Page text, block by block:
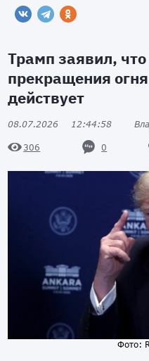
Трамп заявил,
прекращения
действует
08.07.2026 12:44:58
306 0
Фото: